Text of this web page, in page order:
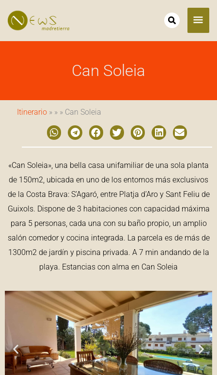
Can Soleia
Itinerario » » » Can Soleia
«Can Soleia», una bella casa unifamiliar de una sola planta
de 150m2, ubicada en uno de los entornos más exclusivos
de la Costa Brava: S’Agaró, entre Platja d’Aro y Sant Feliu de
Guixols. Dispone de 3 habitaciones con capacidad máxima
para 5 personas, cada una con su baño propio, un amplio
salón comedor y cocina integrada. La parcela es de más de
1300m2 de jardín y piscina privada. A 7 min andando de la
playa. Estancias con alma en Can Soleia